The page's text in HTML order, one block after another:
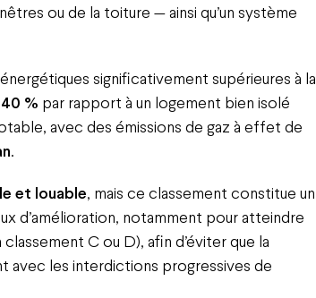
ou de la toiture — ainsi qu’un système
significativement supérieures à la
% par rapport à un logement bien isolé
avec des émissions de gaz à effet de
.
et louable, mais ce classement constitue un
d’amélioration, notamment pour atteindre
C ou D), afin d’éviter que la
avec les interdictions progressives de